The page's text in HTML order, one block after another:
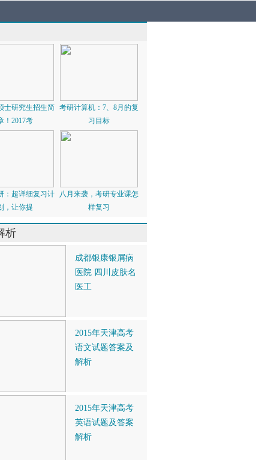
士研究生招生简
！2017考
考研计算机：7、8月的复
习目标
：超详细复习计
，让你提
八月来袭，考研专业课怎
样复习
析
成都银康银屑病
医院 四川皮肤名
医工
2015年天津高考
语文试题答案及
解析
2015年天津高考
英语试题及答案
解析